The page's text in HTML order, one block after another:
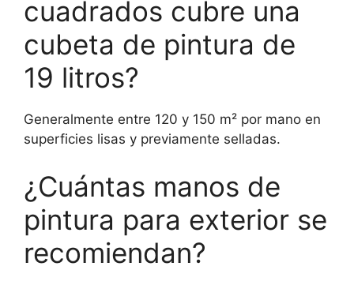
cuadrados cubre una
cubeta de pintura de
19 litros?
Generalmente entre 120 y 150 m² por mano en
superficies lisas y previamente selladas.
¿Cuántas manos de
pintura para exterior se
recomiendan?